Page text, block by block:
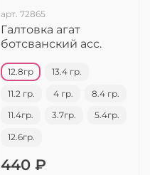
арт. 72865
Галтовка агат
ботсванский асс.
12.8гр 13.4 гр.
11.2 гр. 4 гр. 8.4 гр.
11.4гр. 3.7гр. 5.4гр.
12.6гр.
440 ₽